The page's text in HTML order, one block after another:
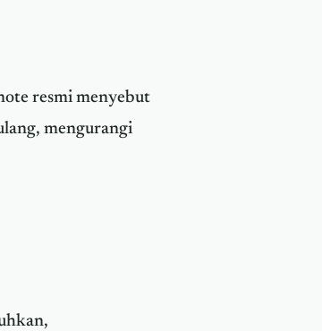
resmi menyebut
mengurangi